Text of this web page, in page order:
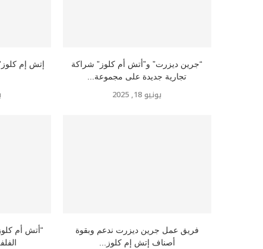
“جرين ديزرت” و”أتش أم كلوز” شراكة
تجارية جديدة على مجموعة...
يونيو 18, 2025
“أتش أم
فريق عمل جرين ديزرت ندعم وبقوة
أصناف إتش إم كلوز...